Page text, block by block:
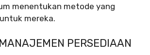
menentukan metode yang
mereka.
PERSEDIAAN